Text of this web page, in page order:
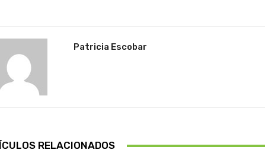
Patricia Escobar
RELACIONADOS